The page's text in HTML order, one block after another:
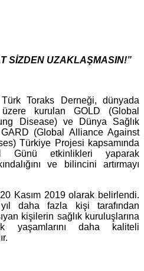
SİZDEN UZAKLAŞMASIN!”
Toraks Derneği, dünyada
kurulan GOLD (Global
Disease) ve Dünya Sağlık
(Global Alliance Against
Türkiye Projesi kapsamında
etkinlikleri yaparak
ve bilincini artırmayı
Kasım 2019 olarak belirlendi.
daha fazla kişi tarafından
kişilerin sağlık kuruluşlarına
yaşamlarını daha kaliteli